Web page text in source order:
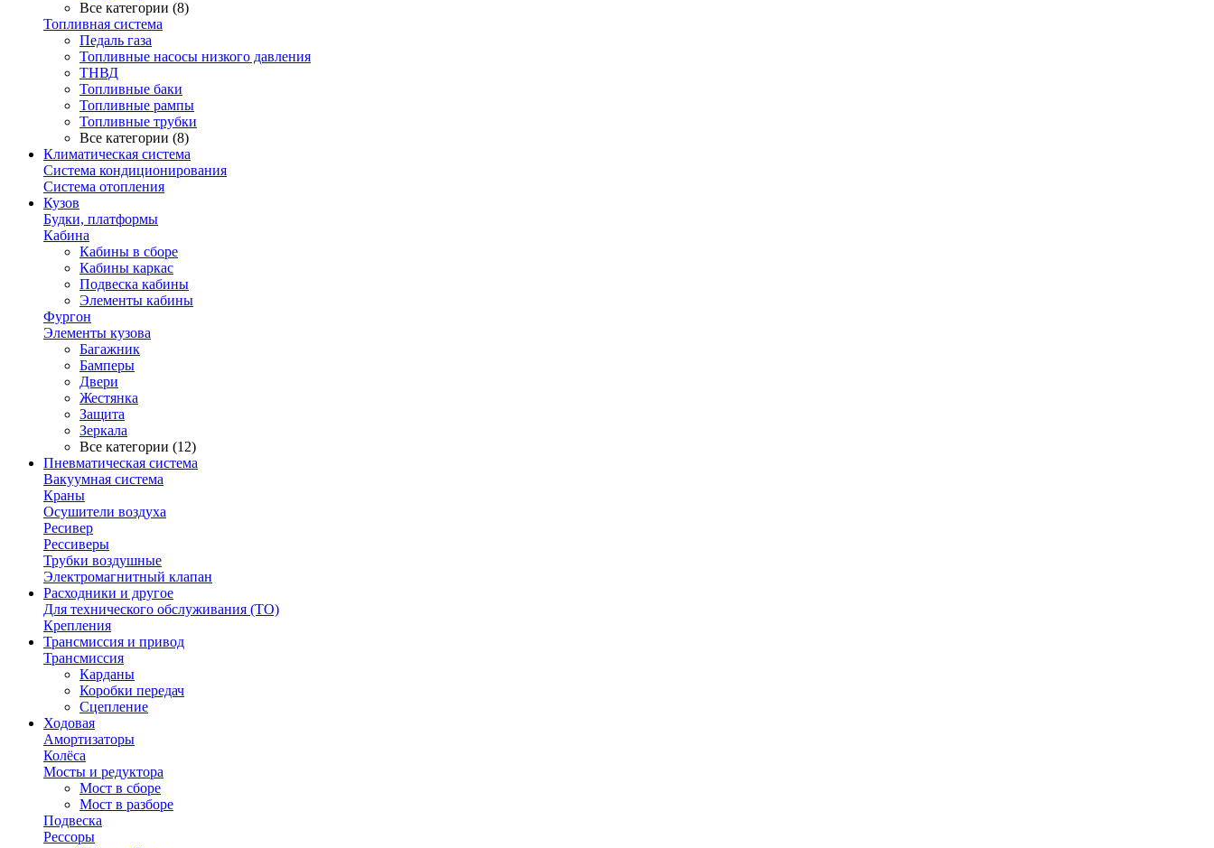
Все категории (8)
Топливная система
Педаль газа
Топливные насосы низкого давления
ТНВД
Топливные баки
Топливные рампы
Топливные трубки
Все категории (8)
Климатическая система
Система кондиционирования
Система отопления
Кузов
Будки, платформы
Кабина
Кабины в сборе
Кабины каркас
Подвеска кабины
Элементы кабины
Фургон
Элементы кузова
Багажник
Бамперы
Двери
Жестянка
Защита
Зеркала
Все категории (12)
Пневматическая система
Вакуумная система
Краны
Осушители воздуха
Ресивер
Рессиверы
Трубки воздушные
Электромагнитный клапан
Расходники и другое
Для технического обслуживания (ТО)
Крепления
Трансмиссия и привод
Трансмиссия
Карданы
Коробки передач
Сцепление
Ходовая
Амортизаторы
Колёса
Мосты и редуктора
Мост в сборе
Мост в разборе
Подвеска
Рессоры